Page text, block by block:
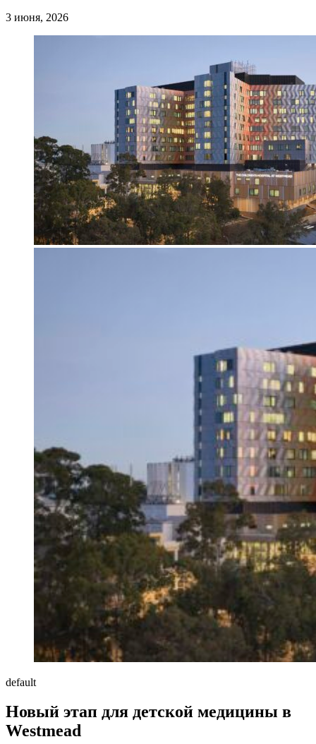
3 июня, 2026
default
Новый этап для детской медицины в
Westmead